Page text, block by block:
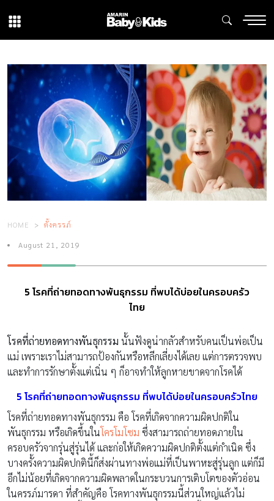
HOME ตั้งครรภ์
August 21, 2019
5 โรคที่ถ่ายทอดทางพันธุกรรม ที่พบได้บ่อยในครอบครัว
ไทย
โรคที่ถ่ายทอดทางพันธุกรรม นั้นฟังดูน่ากลัวสำหรับคนเป็นพ่อเป็น
แม่ เพราะเราไม่สามารถป้องกันหรือหลีกเลี่ยงได้เลย แต่การตรวจพบ
และทำการรักษาตั้งแต่เนิ่น ๆ ก็อาจทำให้ลูกหายขาดจากโรคได้
5 โรคที่ถ่ายทอดทางพันธุกรรม ที่พบได้บ่อยในครอบครัวไทย
โรคที่ถ่ายทอดทางพันธุกรรม คือ โรคที่เกิดจากความผิดปกติใน
พันธุกรรม หรือเกิดขึ้นในโครโมโซม ซึ่งสามารถถ่ายทอดภายใน
ครอบครัวจากรุ่นสู่รุ่นได้ และก่อให้เกิดความผิดปกติตั้งแต่กำเนิด ซึ่ง
บางครั้งความผิดปกตินี้ก็ส่งผ่านทางพ่อแม่ที่เป็นพาหะสู่รุ่นลูก แต่ก็มี
อีกไม่น้อยที่เกิดจากความผิดพลาดในกระบวนการเติบโตของตัวอ่อน
ในครรภ์มารดา ที่สำคัญคือ โรคทางพันธุกรรมนี้ส่วนใหญ่แล้วไม่